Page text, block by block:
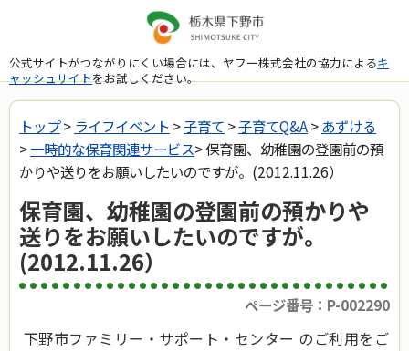
公式サイトがつながりにくい場合には、ヤフー株式会社の協力によるキ
ャッシュサイトをお試しください。
トップ> ライフイベント >子育て >子育てQ&A>あずける
>一時的な保育関連サービス> 保育園、幼稚園の登園前の預
かりや送りをお願いしたいのですが。(2012.11.26）
保育園、幼稚園の登園前の預かりや
送りをお願いしたいのですが。
(2012.11.26）
ページ番号：P-002290
下野市ファミリー・サポート・センター のご利用をご